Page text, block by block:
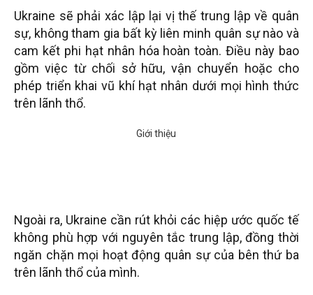
Ukraine sẽ phải xác lập lại vị thế trung lập về quân
sự, không tham gia bất kỳ liên minh quân sự nào và
cam kết phi hạt nhân hóa hoàn toàn. Điều này bao
gồm việc từ chối sở hữu, vận chuyển hoặc cho
phép triển khai vũ khí hạt nhân dưới mọi hình thức
trên lãnh thổ.
Ngoài ra, Ukraine cần rút khỏi các hiệp ước quốc tế
không phù hợp với nguyên tắc trung lập, đồng thời
ngăn chặn mọi hoạt động quân sự của bên thứ ba
trên lãnh thổ của mình.